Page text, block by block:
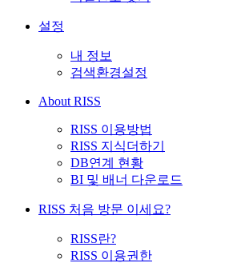
설정
내 정보
검색환경설정
About RISS
RISS 이용방법
RISS 지식더하기
DB연계 현황
BI 및 배너 다운로드
RISS 처음 방문 이세요?
RISS란?
RISS 이용권한